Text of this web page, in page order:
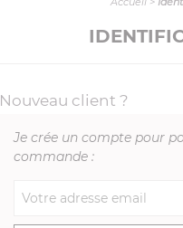
Nouveau client ?
Je crée un compte pour
commande :